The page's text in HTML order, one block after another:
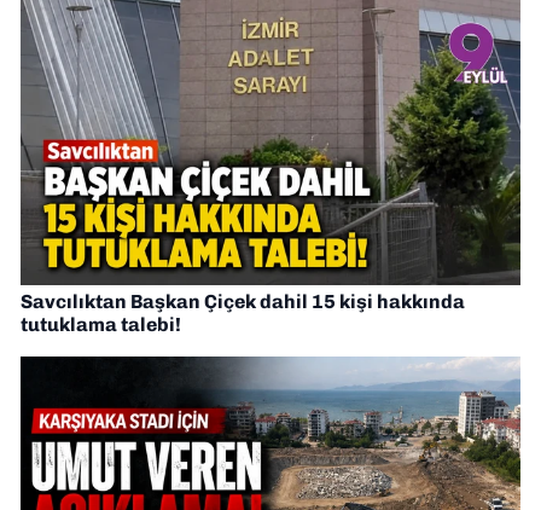
Savcılıktan Başkan Çiçek dahil 15 kişi hakkında
tutuklama talebi!